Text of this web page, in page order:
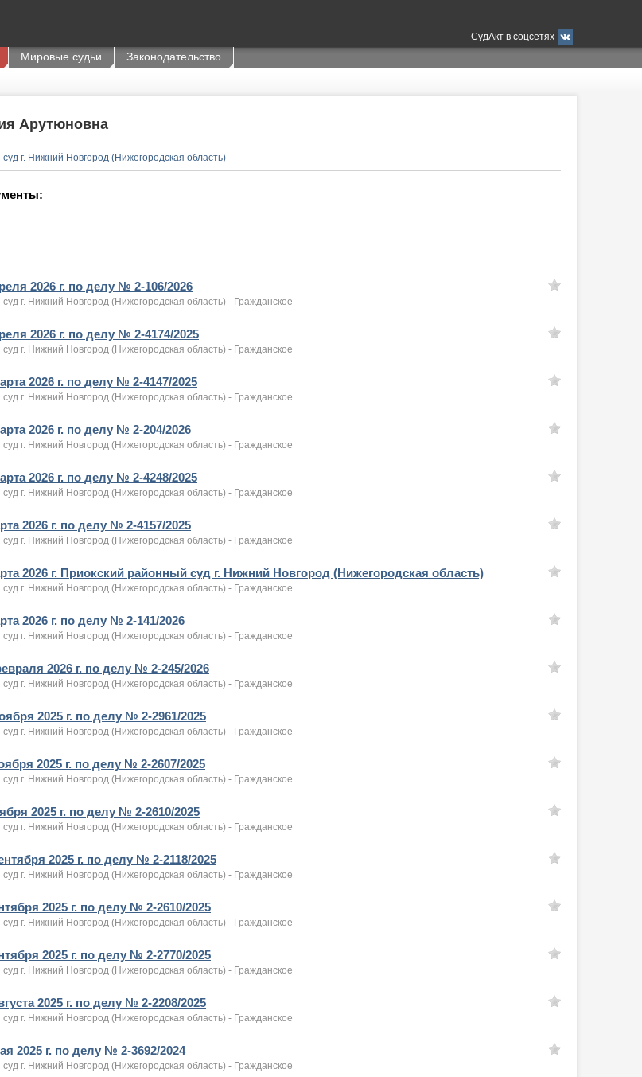
СудАкт в соцсетях
Мировые судьи Законодательство
Арутюновна
г. Нижний Новгород (Нижегородская область)
2026 г. по делу № 2-106/2026
г. Нижний Новгород (Нижегородская область) - Гражданское
2026 г. по делу № 2-4174/2025
г. Нижний Новгород (Нижегородская область) - Гражданское
2026 г. по делу № 2-4147/2025
г. Нижний Новгород (Нижегородская область) - Гражданское
2026 г. по делу № 2-204/2026
г. Нижний Новгород (Нижегородская область) - Гражданское
2026 г. по делу № 2-4248/2025
г. Нижний Новгород (Нижегородская область) - Гражданское
2026 г. по делу № 2-4157/2025
г. Нижний Новгород (Нижегородская область) - Гражданское
2026 г. Приокский районный суд г. Нижний Новгород (Нижегородская область)
г. Нижний Новгород (Нижегородская область) - Гражданское
2026 г. по делу № 2-141/2026
г. Нижний Новгород (Нижегородская область) - Гражданское
2026 г. по делу № 2-245/2026
г. Нижний Новгород (Нижегородская область) - Гражданское
2025 г. по делу № 2-2961/2025
г. Нижний Новгород (Нижегородская область) - Гражданское
2025 г. по делу № 2-2607/2025
г. Нижний Новгород (Нижегородская область) - Гражданское
2025 г. по делу № 2-2610/2025
г. Нижний Новгород (Нижегородская область) - Гражданское
2025 г. по делу № 2-2118/2025
г. Нижний Новгород (Нижегородская область) - Гражданское
2025 г. по делу № 2-2610/2025
г. Нижний Новгород (Нижегородская область) - Гражданское
2025 г. по делу № 2-2770/2025
г. Нижний Новгород (Нижегородская область) - Гражданское
2025 г. по делу № 2-2208/2025
г. Нижний Новгород (Нижегородская область) - Гражданское
2025 г. по делу № 2-3692/2024
г. Нижний Новгород (Нижегородская область) - Гражданское